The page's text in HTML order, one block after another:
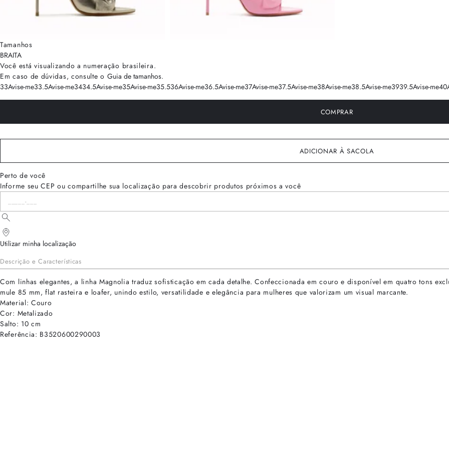
Tamanhos
BRAITA
Você está visualizando a numeração brasileira.
Em caso de dúvidas, consulte o Guia de tamanhos.
33Avise-me33.5Avise-me3434.5Avise-me35Avise-me35.536Avise-me36.5Avise-me37Avise-me37.5Avise-me38Avise-me38.5Avise-me3939.5Avise-me40
COMPRAR
ADICIONAR À SACOLA
Perto de você
Informe seu CEP ou compartilhe sua localização para descobrir produtos próximos a você
Utilizar minha localização
Descrição e Características
Com linhas elegantes, a linha Magnolia traduz sofisticação em cada detalhe. Confeccionada em couro e disponível em quatro tons
mule 85 mm, flat rasteira e loafer, unindo estilo, versatilidade e elegância para mulheres que valorizam um visual marcante.
Material: Couro
Cor: Metalizado
Salto: 10 cm
Referência: B3520600290003